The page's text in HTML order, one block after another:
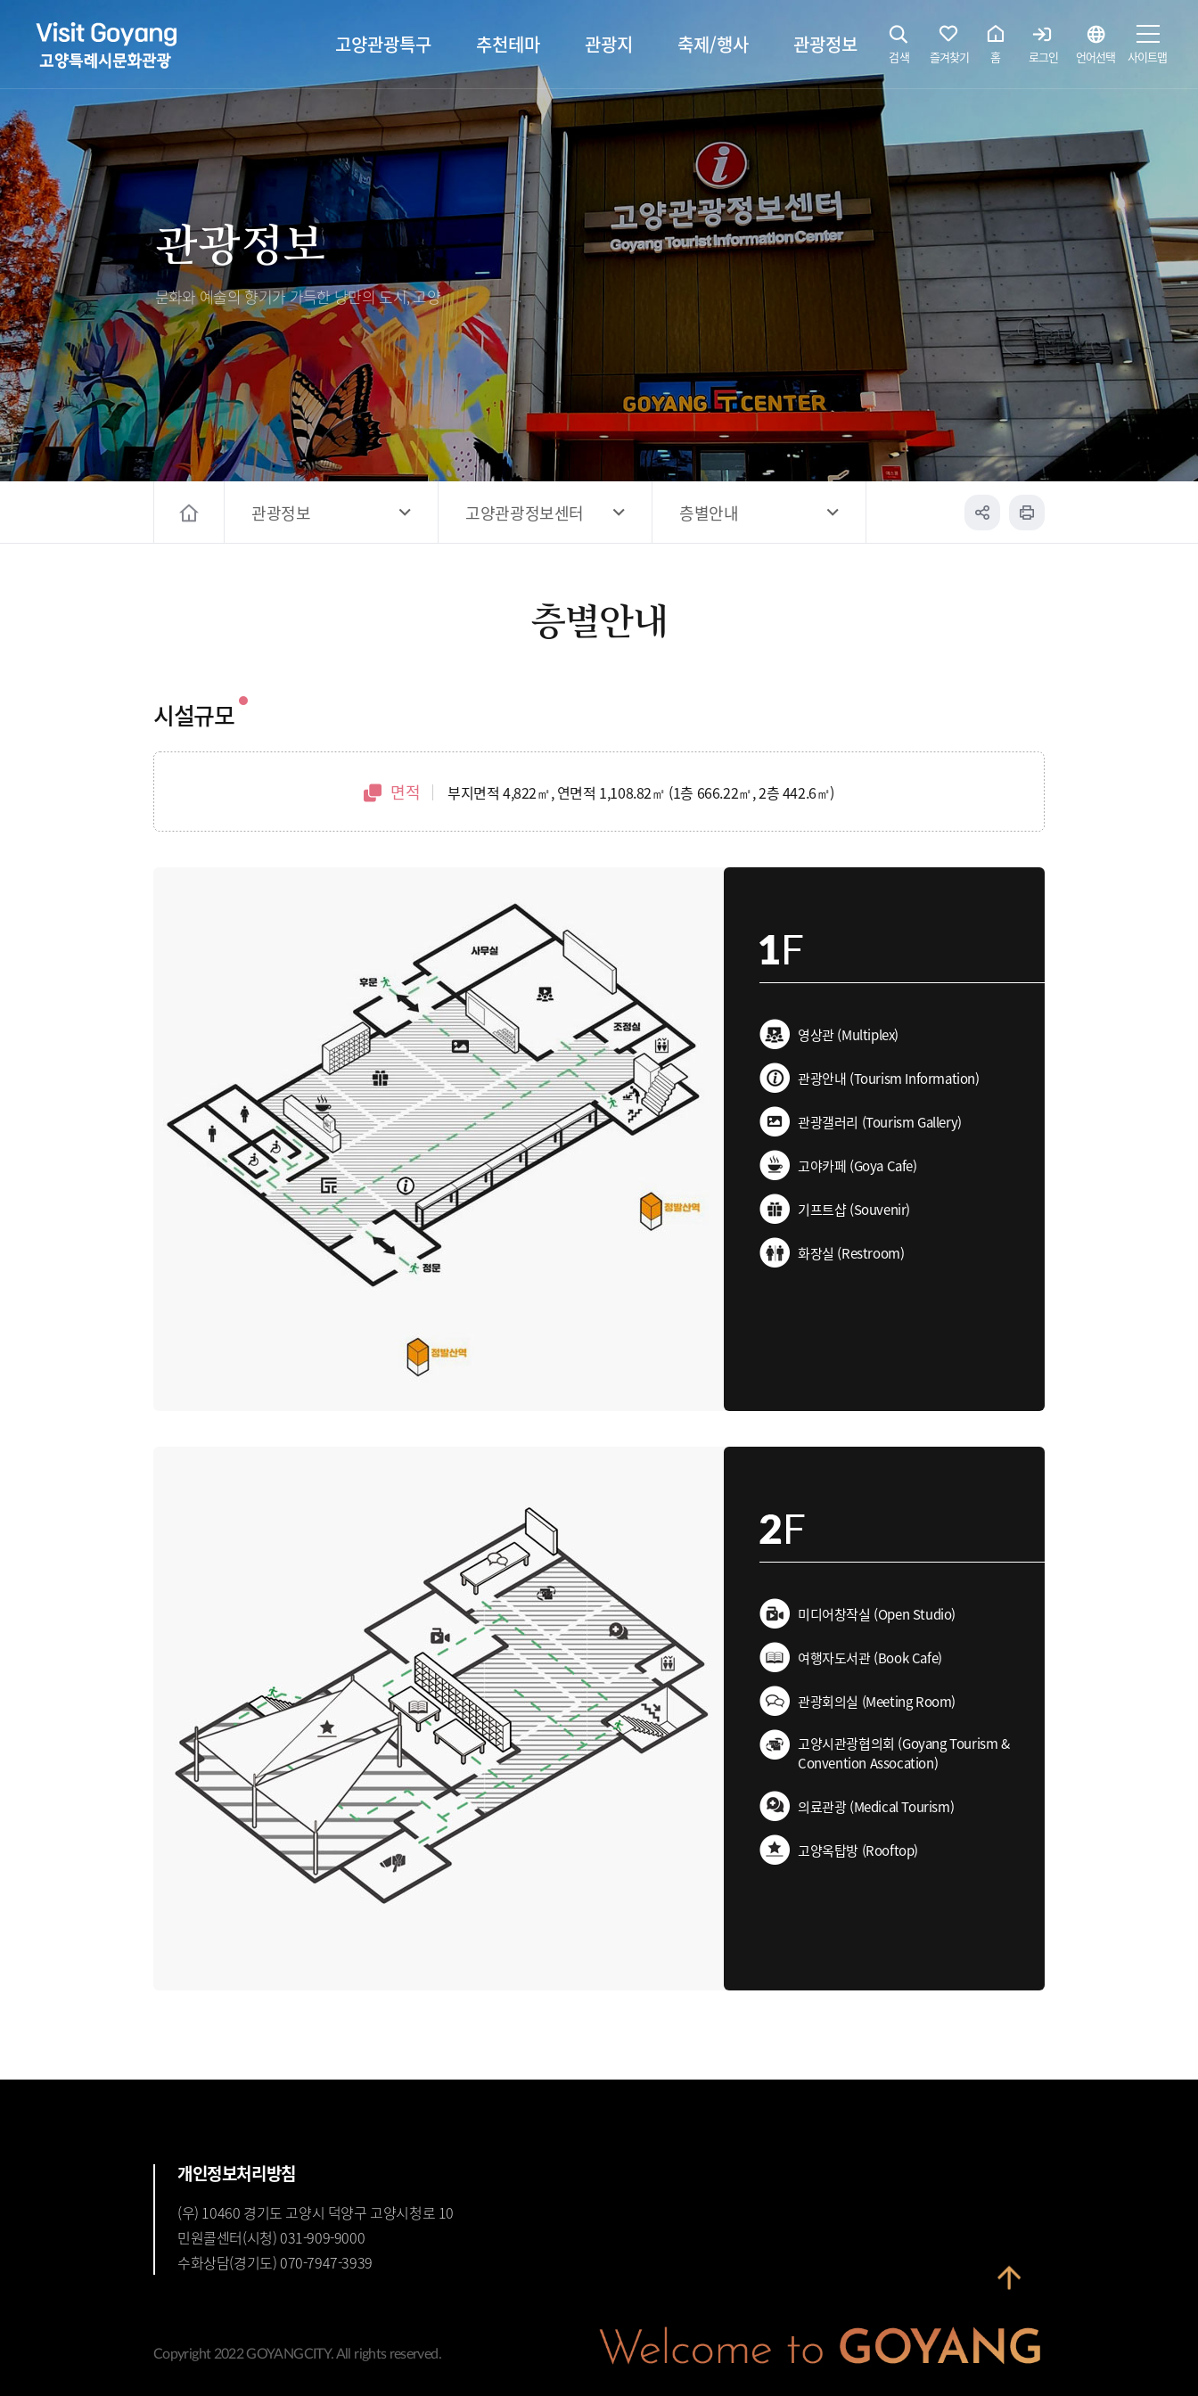
고양관광특구 추천테마
관광특화거리
TV속 고양 나들이
야경 나들이
자전거 나들이
도보관광 나들이
DMZ평화의길
행주산성
서오릉/서삼릉
전시관/박물관
장항습지
누리길
벚꽃명소
고양시 예술창작공간 해움
고양시 예술창작공간 새들
관광지 축제/행사
대표축제
축제/행사
행사소개
프로그램 안내
사전신청
자주 묻는 질문
관광정보
고양관광정보센터 소개
층별안내
편의시설
오시는길
대표먹거리
전통시장
템플스테이
숙박 정보
쇼핑 정보
문화관광해설사 예약하기
해설사 공간
고양시관광협의회
고양컨벤션뷰로
경기관광
대한민국 구석구석
공지사항
홍보영상
전자관광지도 다도라
관광안내홍보물
검색 즐겨찾기 홈 로그인 언어선택 사이트맵
관광정보
문화와 예술의 향기가 가득한낭만의 도시, 고양
관광정보 고양관광정보센터 층별안내
층별안내
시설규모
면적 부지면적 4,822㎡, 연면적 1,108.82㎡ (1층 666.22㎡, 2층 442.6㎡)
영상관 (Multiplex)
관광안내 (Tourism Information)
관광갤러리 (Tourism Gallery)
고야카페 (Goya Cafe)
기프트샵 (Souvenir)
화장실 (Restroom)
미디어창작실 (Open Studio)
여행자도서관 (Book Cafe)
관광회의실 (Meeting Room)
고양시관광협의회 (Goyang Tourism &
Convention Assocation)
의료관광 (Medical Tourism)
고양옥탑방 (Rooftop)
개인정보처리방침
(우) 10460 경기도 고양시 덕양구 고양시청로 10
민원콜센터(시청) 031-909-9000
수화상담(경기도) 070-7947-3939
Copyright 2022 GOYANGCITY. All rights reserved.